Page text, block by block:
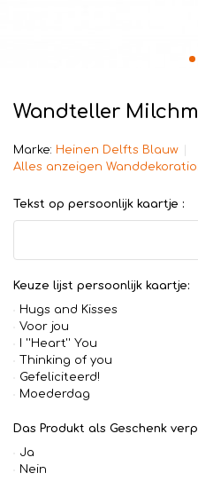
Wandteller
Marke: Heinen Delfts Blauw
Alles anzeigen
Tekst op persoonlijk kaartje :
Keuze lijst persoonlijk kaartje:
Hugs and Kisses
Voor jou
I ''Heart'' You
Thinking of you
Gefeliciteerd!
Moederdag
Das Produkt als Geschenk
Ja
Nein